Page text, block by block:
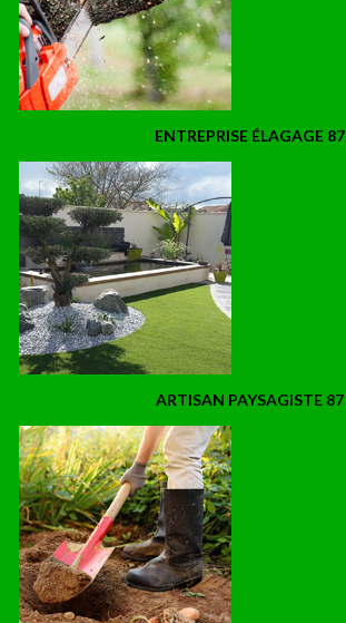
ENTREPRISE ÉLAGAGE 87
ARTISAN PAYSAGISTE 87